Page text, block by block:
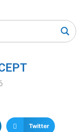
Twitter